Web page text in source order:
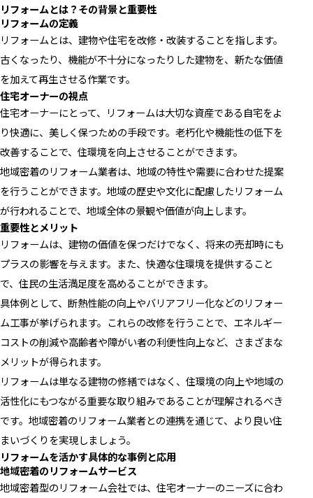
リフォームとは？その背景と重要性
リフォームの定義
リフォームとは、建物や住宅を改修・改装することを指します。
古くなったり、機能が不十分になったりした建物を、新たな価値
を加えて再生させる作業です。
住宅オーナーの視点
住宅オーナーにとって、リフォームは大切な資産である自宅をよ
り快適に、美しく保つための手段です。老朽化や機能性の低下を
改善することで、住環境を向上させることができます。
地域密着のリフォーム業者は、地域の特性や需要に合わせた提案
を行うことができます。地域の歴史や文化に配慮したリフォーム
が行われることで、地域全体の景観や価値が向上します。
重要性とメリット
リフォームは、建物の価値を保つだけでなく、将来の売却時にも
プラスの影響を与えます。また、快適な住環境を提供すること
で、住民の生活満足度を高めることができます。
具体例として、断熱性能の向上やバリアフリー化などのリフォー
ム工事が挙げられます。これらの改修を行うことで、エネルギー
コストの削減や高齢者や障がい者の利便性向上など、さまざまな
メリットが得られます。
リフォームは単なる建物の修繕ではなく、住環境の向上や地域の
活性化にもつながる重要な取り組みであることが理解されるべき
です。地域密着のリフォーム業者との連携を通じて、より良い住
まいづくりを実現しましょう。
リフォームを活かす具体的な事例と応用
地域密着のリフォームサービス
地域密着型のリフォーム会社では、住宅オーナーのニーズに合わ